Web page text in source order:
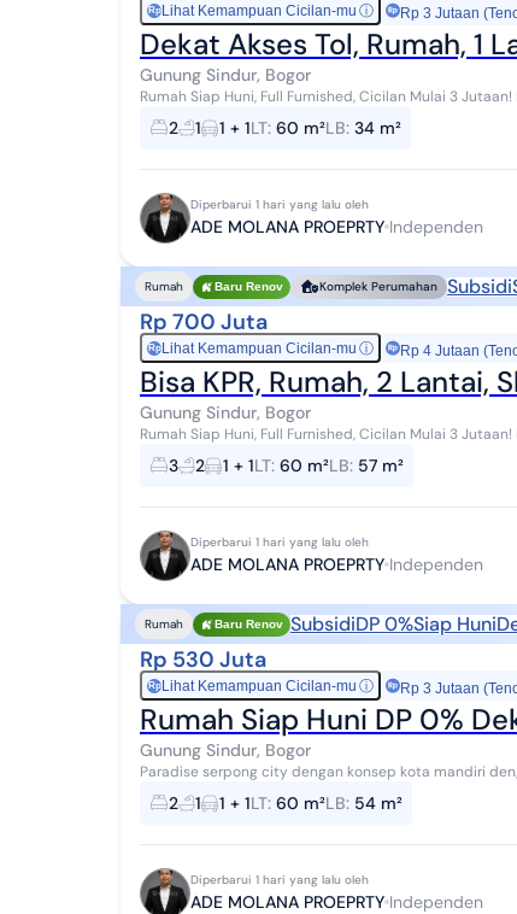
RpLihat Kemampuan Cicilan-mu ⓘ Rp 3 Jutaan
Dekat Akses Tol, Rumah, 1
Gunung Sindur, Bogor
Rumah Siap Huni, Full Furnished, Cicilan Mulai 3 Jutaan! Promo spesial hanya bulan ini - jangan sampai
terlewat! **Full Furnished* **Free PPN 100...
2 1 1 + 1LT: 60 m²LB: 34 m²
Diperbarui 1 hari yang lalu oleh
ADE MOLANA PROEPRTY Independen
Rumah Baru Renov Komplek Perumahan Subsidi
Rp 700 Juta
RpLihat Kemampuan Cicilan-mu ⓘ Rp 4 Jutaan
Bisa KPR, Rumah, 2 Lantai,
Gunung Sindur, Bogor
Rumah Siap Huni, Full Furnished, Cicilan Mulai 3 Jutaan! Promo spesial hanya bulan ini - jangan sampai
terlewat! **Full Furnished* **Free PPN 100...
3 2 1 + 1LT: 60 m²LB: 57 m²
Diperbarui 1 hari yang lalu oleh
ADE MOLANA PROEPRTY Independen
Rumah Baru Renov SubsidiDP 0%Siap Huni
Rp 530 Juta
RpLihat Kemampuan Cicilan-mu ⓘ Rp 3 Jutaan
Rumah Siap Huni DP 0%
Gunung Sindur, Bogor
Paradise serpong city dengan konsep kota mandiri
investasi yg menjanjikan. Dapatkan rumah impian an...
2 1 1 + 1LT: 60 m²LB: 54 m²
Diperbarui 1 hari yang lalu oleh
ADE MOLANA PROEPRTY Independen